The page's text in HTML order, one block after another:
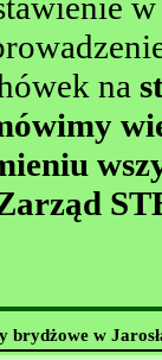
na
brydżowe w